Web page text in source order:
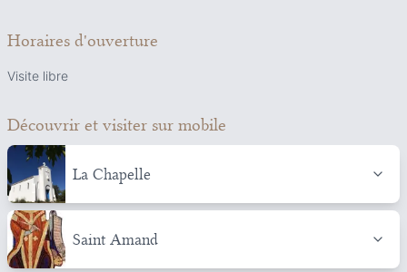
Horaires d'ouverture
Visite libre
Découvrir et visiter sur mobile
La Chapelle
Saint Amand